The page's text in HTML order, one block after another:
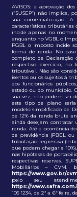
AVISOS: a aprovação
(“SUSEP”) não implica,
sua comercialização.
características tributárias
incide apenas no
enquanto no VGBL o
PGBL o imposto incide
forma de renda. No
completo de Declaração
respectivo exercício,
tributável. Não são
isentos ou os sujeitos à
aos funcionários
estado ou do município.
sua vez, não podem ser
este tipo de plano
modelo simplificado de
de 12% da renda bruta
ainda desejam contratar
renda. Até a ocorrência
de previdência (PBGL
tributação regressiva
que podem chegar a
nas hipóteses de
respectivas reservas.
Mobiliários – CVM.
https://www.gov.br/
pelo seu
https://
105 1234, de 2ª a 6ª feira,